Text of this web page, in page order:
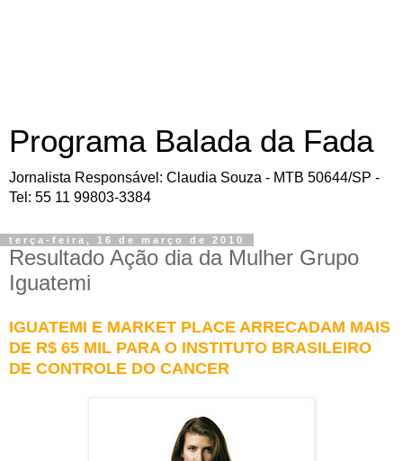
Programa Balada da Fada
Jornalista Responsável: Claudia Souza - MTB 50644/SP -
Tel: 55 11 99803-3384
terça-feira, 16 de março de 2010
Resultado Ação dia da Mulher Grupo
Iguatemi
IGUATEMI E MARKET PLACE ARRECADAM MAIS
DE R$ 65 MIL PARA O INSTITUTO BRASILEIRO
DE CONTROLE DO CANCER